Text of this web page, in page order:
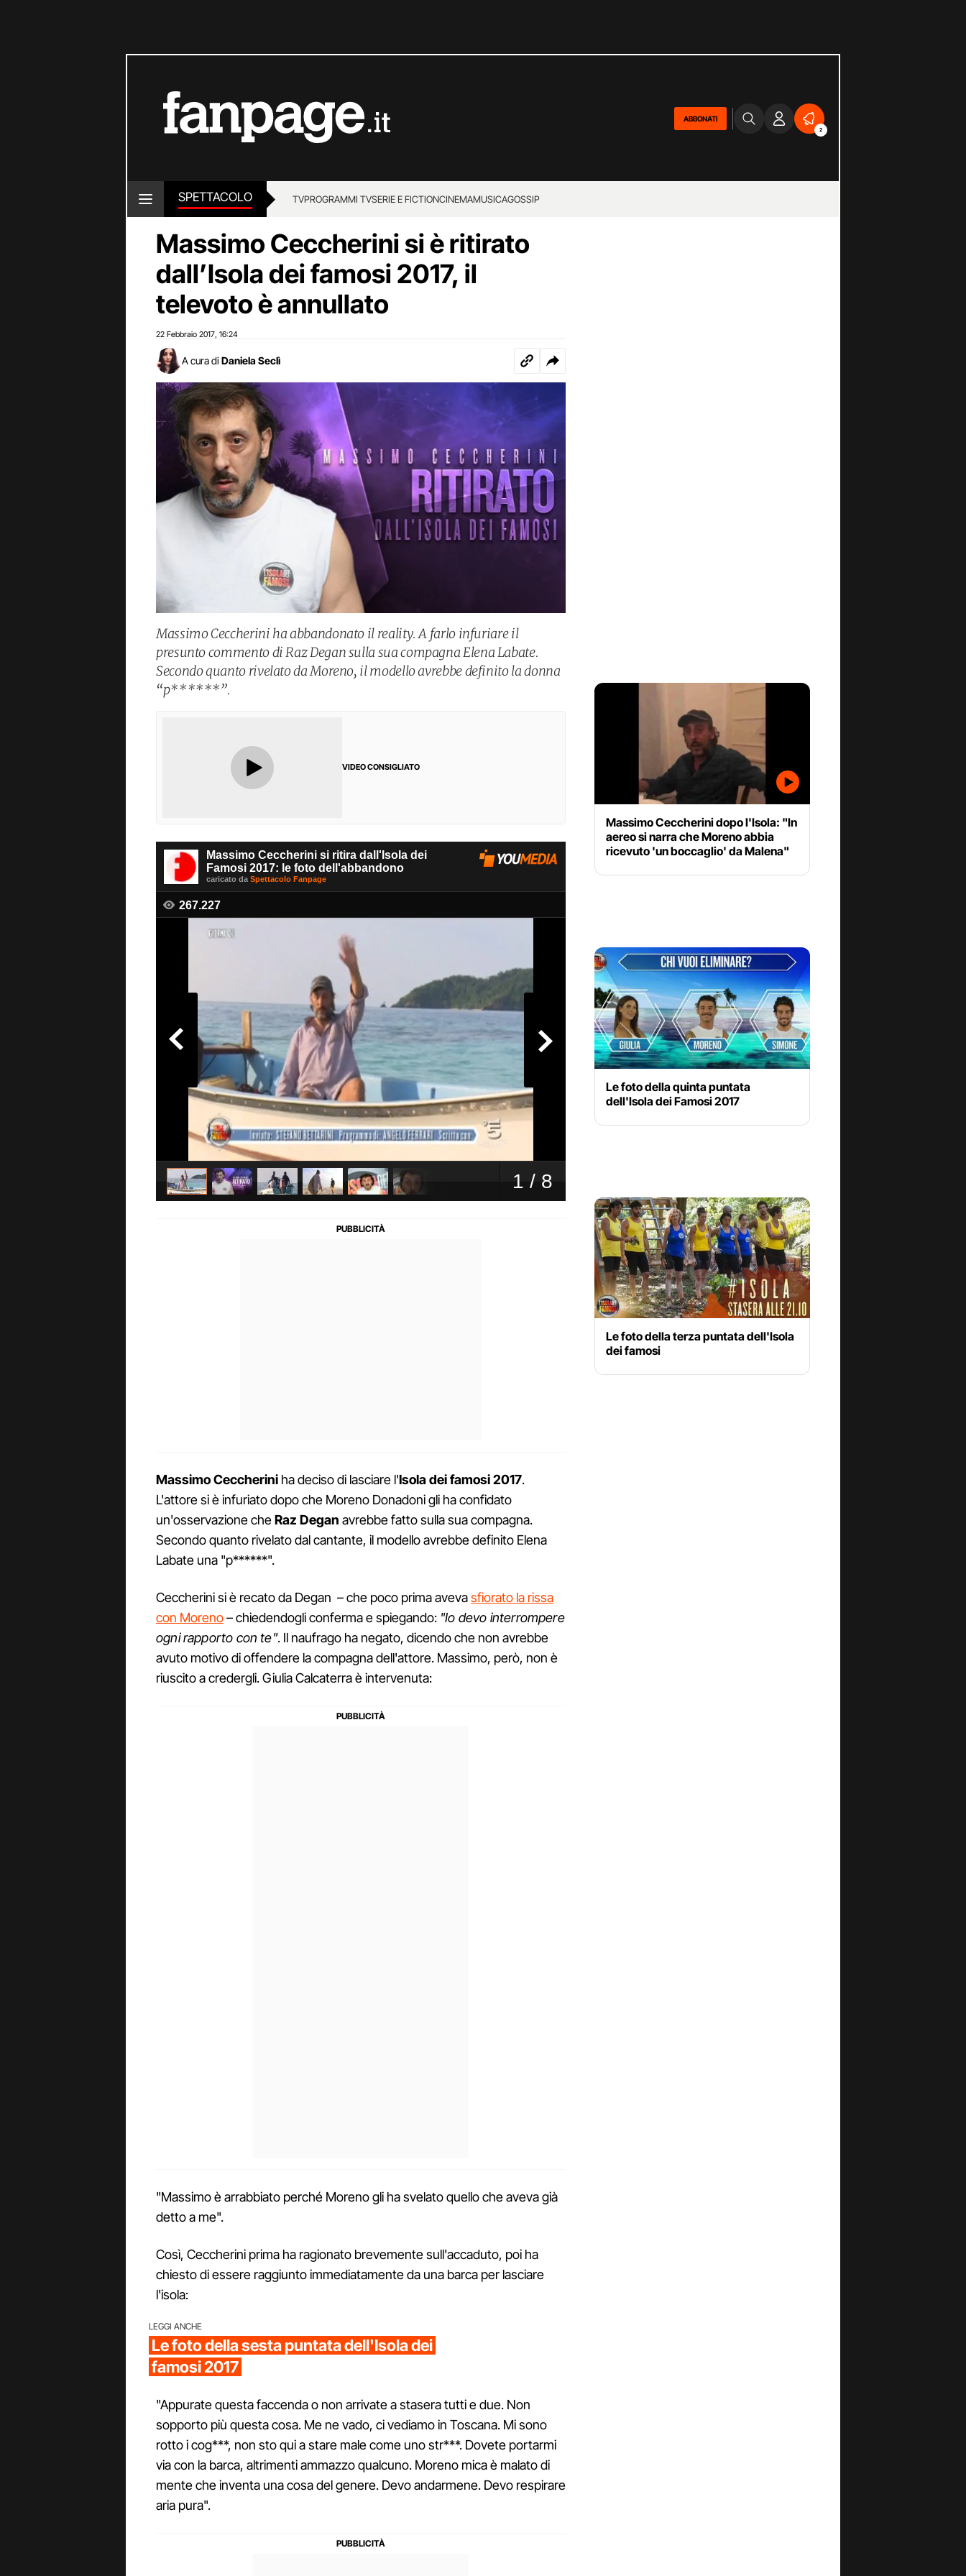
ABBONATI
2
SPETTACOLO TVPROGRAMMI TVSERIE E FICTIONCINEMAMUSICAGOSSIP
Massimo Ceccherini si è ritirato
dall’Isola dei famosi 2017, il
televoto è annullato
22 Febbraio 2017 16:24
A cura di Daniela Seclì
Massimo Ceccherini ha abbandonato il reality. A farlo infuriare il
presunto commento di Raz Degan sulla sua compagna Elena Labate.
Secondo quanto rivelato da Moreno, il modello avrebbe definito la donna
“p******”.
VIDEO CONSIGLIATO
Massimo Ceccherini ha deciso di lasciare l'Isola dei famosi 2017.
L'attore si è infuriato dopo che Moreno Donadoni gli ha confidato
un'osservazione cheRaz Degan avrebbe fatto sulla sua compagna.
Secondo quanto rivelato dal cantante, il modello avrebbe definito Elena
Labate una "p******".
Ceccherini si è recato da Degan – che poco prima avevasfiorato la rissa
con Moreno– chiedendogli conferma e spiegando: "Io devo interrompere
ogni rapporto con te". Il naufrago ha negato, dicendo che non avrebbe
avuto motivo di offendere la compagna dell'attore. Massimo, però, non è
riuscito a credergli. Giulia Calcaterra è intervenuta:
"Massimo è arrabbiato perché Moreno gli ha svelato quello che aveva già
detto a me".
Così, Ceccherini prima ha ragionato brevemente sull'accaduto, poi ha
chiesto di essere raggiunto immediatamente da una barca per lasciare
l'isola:
LEGGI ANCHE
Le foto della sesta puntata dell'Isola dei
famosi 2017
"Appurate questa faccenda o non arrivate a stasera tutti e due. Non
sopporto più questa cosa. Me ne vado, ci vediamo in Toscana. Mi sono
rotto i cog***, non sto qui a stare male come uno str***. Dovete portarmi
via con la barca, altrimenti ammazzo qualcuno. Moreno mica è malato di
mente che inventa una cosa del genere. Devo andarmene. Devo respirare
aria pura".
Massimo Ceccherini dopo l'Isola: "In
aereo si narra che Moreno abbia
ricevuto 'un boccaglio' da Malena"
Le foto della quinta puntata
dell'Isola dei Famosi 2017
Le foto della terza puntata dell'Isola
dei famosi